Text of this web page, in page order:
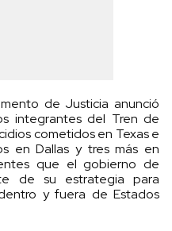
de Justicia anunció
integrantes del Tren de
cometidos en Texas e
en Dallas y tres más en
que el gobierno de
de su estrategia para
y fuera de Estados